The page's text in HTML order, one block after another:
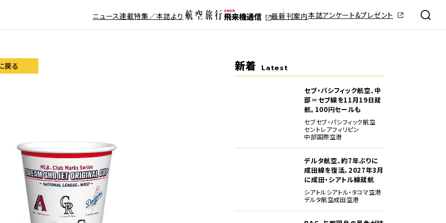
ニュース連載特集／本誌より 最新刊案内本誌アンケート&プレゼント
戻る 新着 Latest
セブ・パシフィック航空、中
部＝セブ線を11月19日就
航。100円セールも
セブセブ・パシフィック航空
セントレアフィリピン
中部国際空港
デルタ航空、約7年ぶりに
成田線を復活。2027年3月
に成田・シアトル線就航
シアトルシアトル・タコマ空港
デルタ航空成田空港